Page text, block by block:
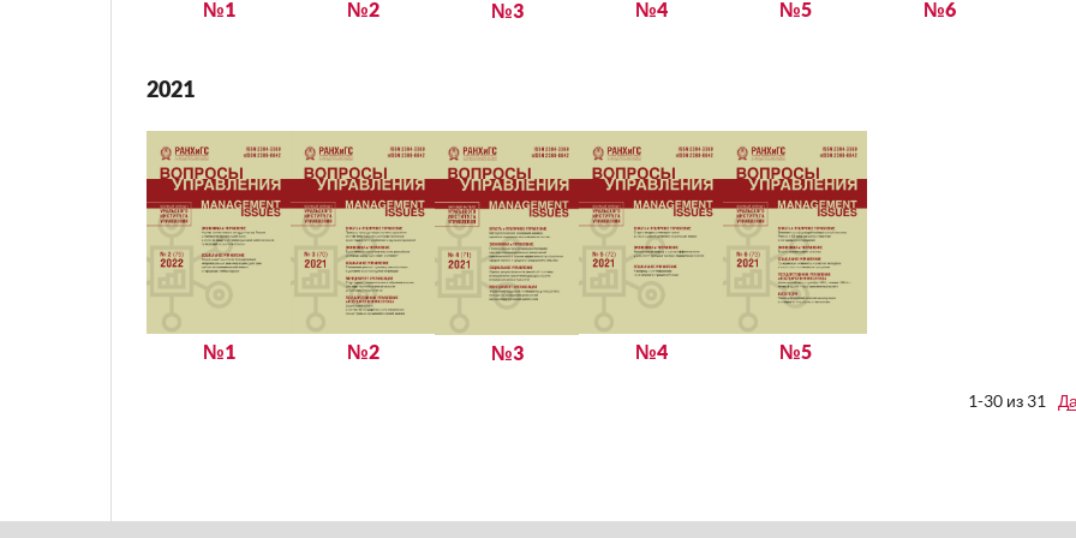
№1 №2 №3 №4 №5 №6
2021
№1 №2 №3 №4 №5
1-30 из 31